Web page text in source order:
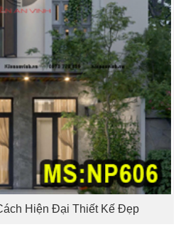
Hiện Đại Thiết Kế Đẹp